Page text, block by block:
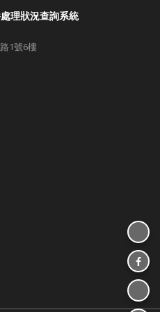
分
分
分
理狀況查詢系統
1號6樓